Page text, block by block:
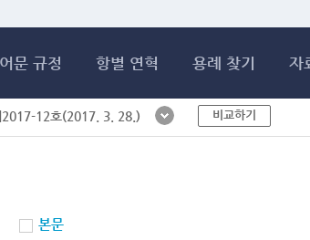
어문 규정 항별 연혁 용례 찾기 자
2017-12호(2017. 3. 28.) 비교하기
본문